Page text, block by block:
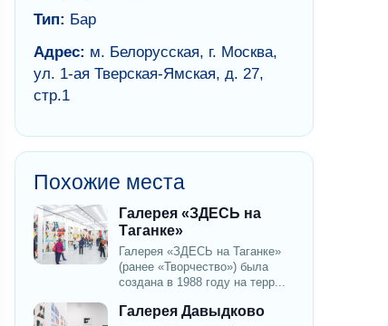
Тип: Бар
Адрес: м. Белорусская, г. Москва,
ул. 1-ая Тверская-Ямская, д. 27,
стр.1
Похожие места
Галерея «ЗДЕСЬ на
Таганке»
Галерея «ЗДЕСЬ на Таганке»
(ранее «Творчество») была
создана в 1988 году на терр...
Галерея Давыдково